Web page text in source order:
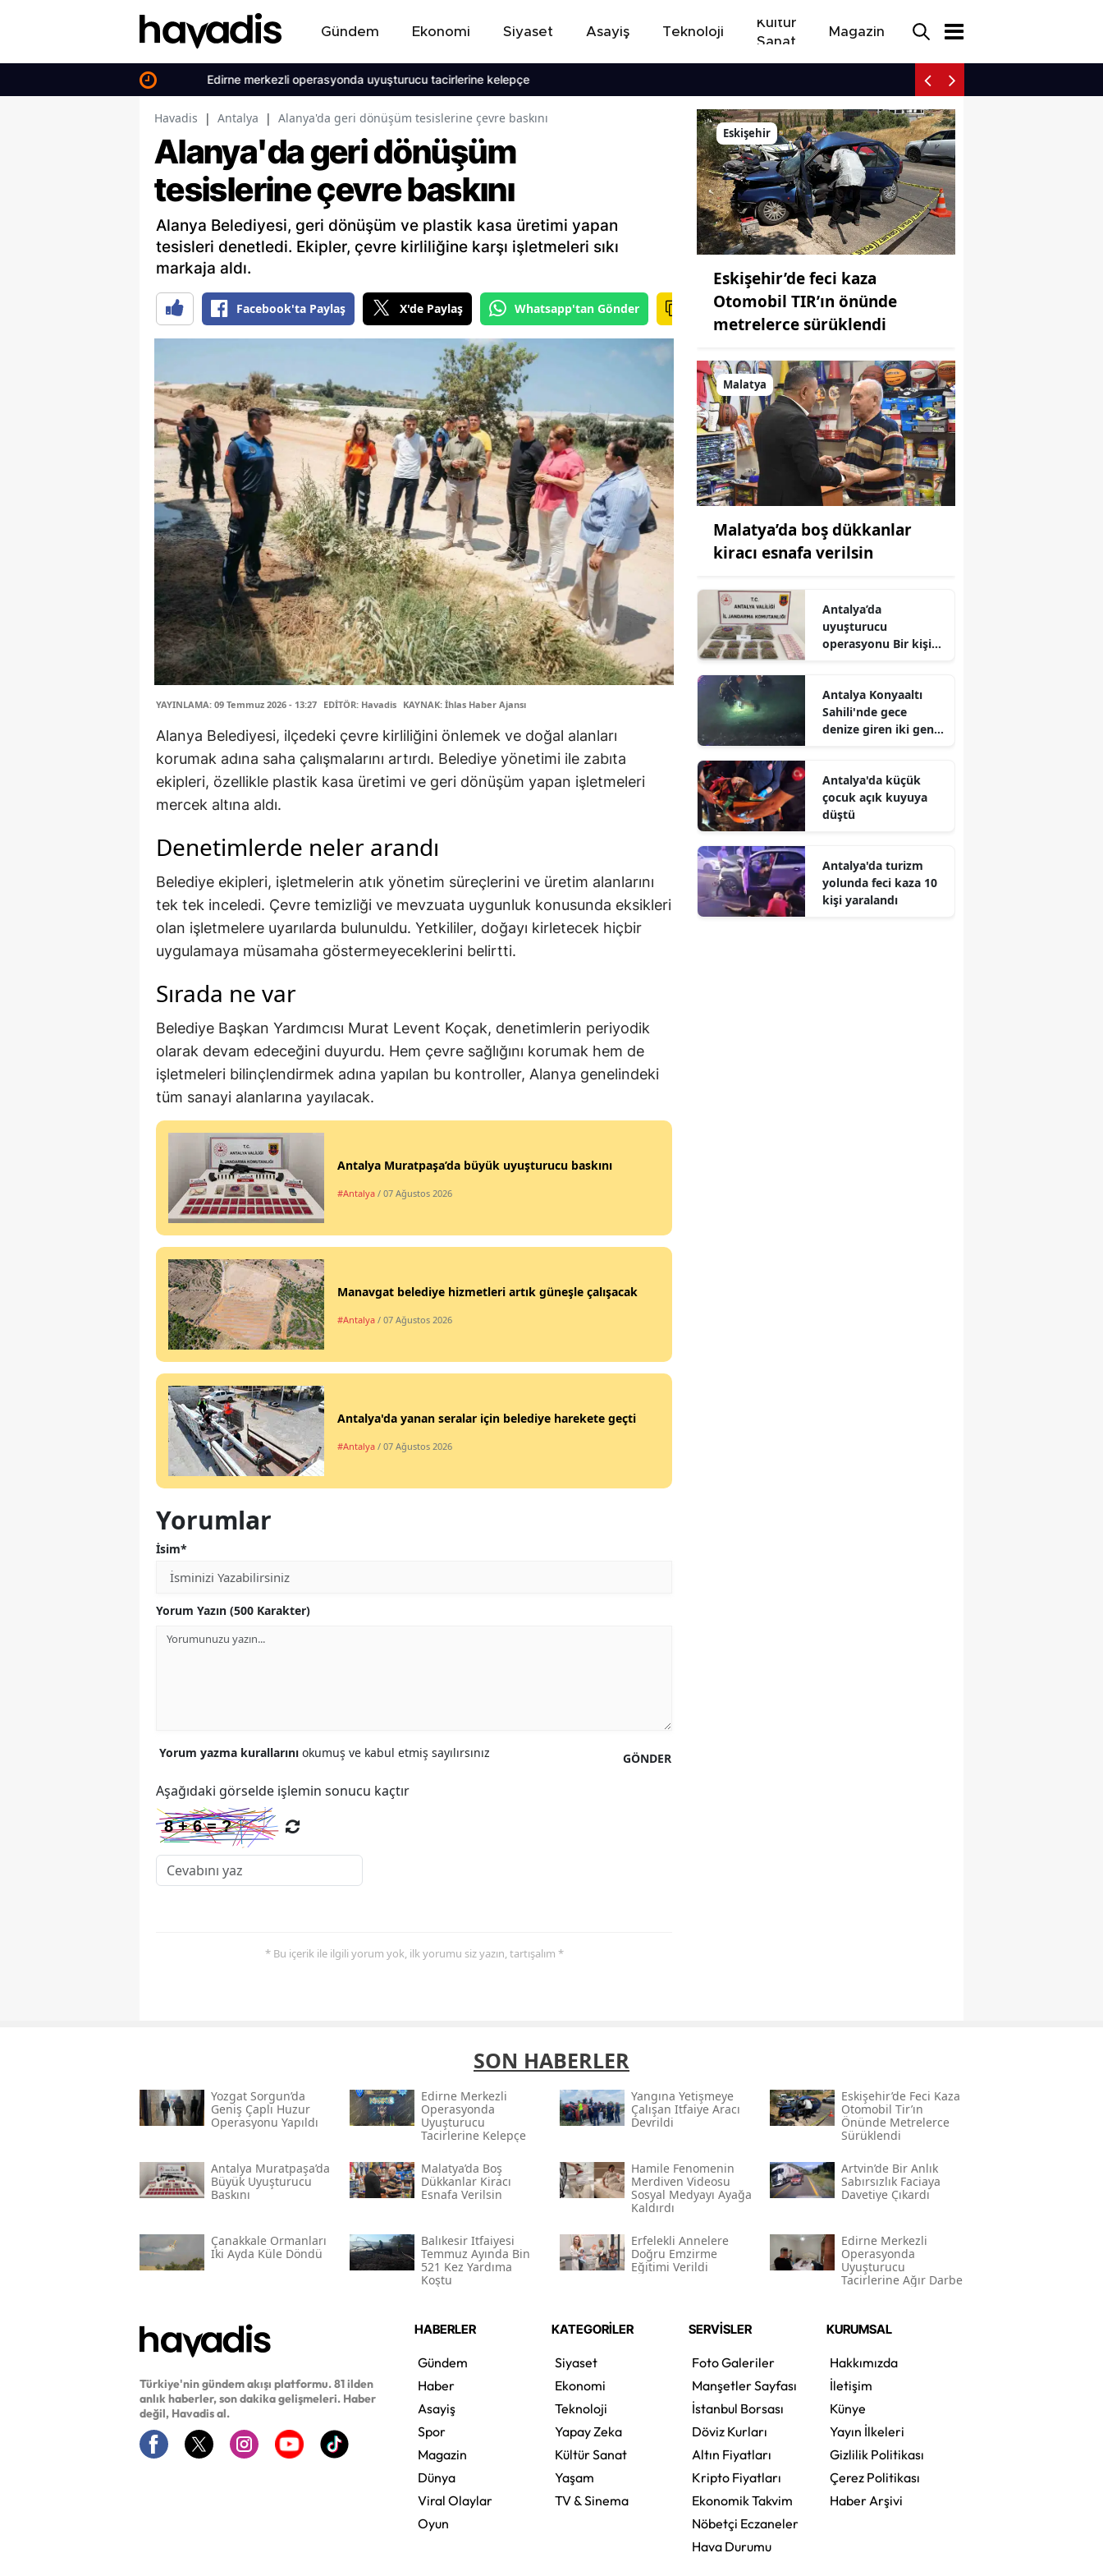
Gündem Ekonomi Siyaset Asayiş Teknoloji
Kültür
Sanat
Magazin
Edirne merkezli operasyonda uyuşturucu tacirlerine kelepçe
Havadis | Antalya | Alanya'da geri dönüşüm tesislerine çevre baskını
Alanya'da geri dönüşüm
tesislerine çevre baskını
Alanya Belediyesi, geri dönüşüm ve plastik kasa üretimi yapan
tesisleri denetledi. Ekipler, çevre kirliliğine karşı işletmeleri sıkı
markaja aldı.
Facebook'ta Paylaş X'de Paylaş Whatsapp'tan Gönder
YAYINLAMA: 09 Temmuz 2026 - 13:27 EDİTÖR: Havadis KAYNAK: İhlas Haber Ajansı
Alanya Belediyesi, ilçedeki çevre kirliliğini önlemek ve doğal alanları
korumak adına saha çalışmalarını artırdı. Belediye yönetimi ile zabıta
ekipleri, özellikle plastik kasa üretimi ve geri dönüşüm yapan işletmeleri
mercek altına aldı.
Denetimlerde neler arandı
Belediye ekipleri, işletmelerin atık yönetim süreçlerini ve üretim alanlarını
tek tek inceledi. Çevre temizliği ve mevzuata uygunluk konusunda eksikleri
olan işletmelere uyarılarda bulunuldu. Yetkililer, doğayı kirletecek hiçbir
uygulamaya müsamaha göstermeyeceklerini belirtti.
Sırada ne var
Belediye Başkan Yardımcısı Murat Levent Koçak, denetimlerin periyodik
olarak devam edeceğini duyurdu. Hem çevre sağlığını korumak hem de
işletmeleri bilinçlendirmek adına yapılan bu kontroller, Alanya genelindeki
tüm sanayi alanlarına yayılacak.
Antalya Muratpaşa’da büyük uyuşturucu baskını
#Antalya / 07 Ağustos 2026
Manavgat belediye hizmetleri artık güneşle çalışacak
#Antalya / 07 Ağustos 2026
Antalya'da yanan seralar için belediye harekete geçti
#Antalya / 07 Ağustos 2026
Yorumlar
İsim*
Yorum Yazın (500 Karakter)
GÖNDER
Yorum yazma kurallarını okumuş ve kabul etmiş sayılırsınız
Aşağıdaki görselde işlemin sonucu kaçtır
* Bu içerik ile ilgili yorum yok, ilk yorumu siz yazın, tartışalım *
Eskişehir
Eskişehir’de feci kaza
Otomobil TIR’ın önünde
metrelerce sürüklendi
Malatya
Malatya’da boş dükkanlar
kiracı esnafa verilsin
Antalya’da
uyuşturucu
operasyonu Bir kişi
Antalya Konyaaltı
Sahili'nde gece
denize giren iki genç
Antalya'da küçük
çocuk açık kuyuya
düştü
Antalya'da turizm
yolunda feci kaza 10
kişi yaralandı
SON HABERLER
Yozgat Sorgun’da
Geniş Çaplı Huzur
Operasyonu Yapıldı
Edirne Merkezli
Operasyonda
Uyuşturucu
Tacirlerine Kelepçe
Yangına Yetişmeye
Çalışan Itfaiye Aracı
Devrildi
Eskişehir’de Feci Kaza
Otomobil Tir’ın
Önünde Metrelerce
Sürüklendi
Antalya Muratpaşa’da
Büyük Uyuşturucu
Baskını
Malatya’da Boş
Dükkanlar Kiracı
Esnafa Verilsin
Hamile Fenomenin
Merdiven Videosu
Sosyal Medyayı Ayağa
Kaldırdı
Artvin’de Bir Anlık
Sabırsızlık Faciaya
Davetiye Çıkardı
Çanakkale Ormanları
Iki Ayda Küle Döndü
Balıkesir Itfaiyesi
Temmuz Ayında Bin
521 Kez Yardıma
Koştu
Erfelekli Annelere
Doğru Emzirme
Eğitimi Verildi
Edirne Merkezli
Operasyonda
Uyuşturucu
Tacirlerine Ağır Darbe
Türkiye'nin gündem akışı platformu. 81 ilden
anlık haberler, son dakika gelişmeleri. Haber
değil, Havadis al.
HABERLER
Gündem
Haber
Asayiş
Spor
Magazin
Dünya
Viral Olaylar
Oyun
KATEGORİLER
Siyaset
Ekonomi
Teknoloji
Yapay Zeka
Kültür Sanat
Yaşam
TV & Sinema
SERVİSLER
Foto Galeriler
Manşetler Sayfası
İstanbul Borsası
Döviz Kurları
Altın Fiyatları
Kripto Fiyatları
Ekonomik Takvim
Nöbetçi Eczaneler
Hava Durumu
KURUMSAL
Hakkımızda
İletişim
Künye
Yayın İlkeleri
Gizlilik Politikası
Çerez Politikası
Haber Arşivi